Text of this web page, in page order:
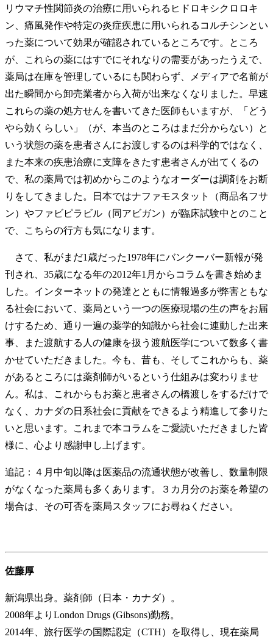
リウマチ性関節炎の治療に用いられるヒドロキシクロロキ
ン、痛風発作や特定の炎症疾患に用いられるコルチシンとい
った薬について効果が確認されているところです。ところ
が、これらの薬にはすでにそれなりの需要があったうえで、
薬局は在庫を管理しているにも関わらず、メディアで名前が
出た瞬間から卸売業者から入荷が出来なくなりました。早速
これらの薬の処方せんを書いてきた医師もいますが、「どう
やら効くらしい」（が、本当のところはまだ分からない）と
いう状態の薬を患者さんにお渡しするのは科学的ではなく、
また本来の疾患治療に支障をきたす患者さんが出てくるの
で、私の薬局では初めからこのようなオーダーは調剤をお断
りをしてきました。日本ではナファモスタット（商品名フサ
ン）やファビピラビル（同アビガン）が臨床試験中とのこと
で、こちらの行方も気になります。
さて、私がまだ1歳だった1978年にバンクーバー新報が発
刊され、35歳になる年の2012年1月からコラムを書き始めま
した。インターネットの発達とともに情報過多が弊害ともな
る社会において、薬局という一つの医療現場の生の声をお届
けするため、通り一遍の薬学的知識から社会に連動した出来
事、また渡航する人の健康を扱う渡航医学について数多く書
かせていただきました。今も、昔も、そしてこれからも、薬
があるところには薬剤師がいるという仕組みは変わりませ
ん。私は、これからもお薬と患者さんの橋渡しをするだけで
なく、カナダの日系社会に貢献をできるよう精進して参りた
いと思います。これまで本コラムをご愛読いただきました皆
様に、心より感謝申し上げます。
追記：４月中旬以降は医薬品の流通状態が改善し、数量制限
がなくなった薬局も多くあります。３カ月分のお薬を希望の
場合は、その可否を薬局スタッフにお尋ねください。
佐藤厚
新潟県出身。薬剤師（日本・カナダ）。
2008年よりLondon Drugs (Gibsons)勤務。
2014年、旅行医学の国際認定（CTH）を取得し、現在薬局